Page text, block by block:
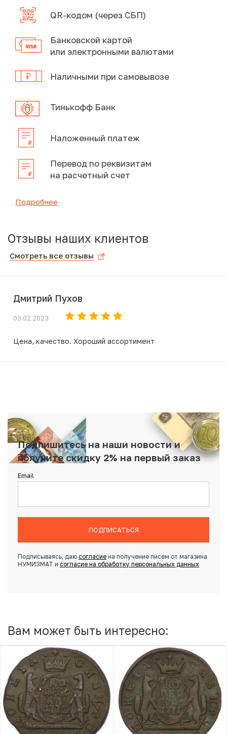
QR-кодом (через СБП)
Банковской картой
или электронными валютами
Наличными при самовывозе
Тинькофф Банк
Наложенный платеж
Перевод по реквизитам
на расчетный счет
Подробнее
Отзывы наших клиентов
Смотреть все отзывы
Дмитрий Пухов
03.02.2023
Цена, качество. Хороший ассортимент
Подпишитесь на наши новости и
получите скидку 2% на первый заказ
Email
ПОДПИСАТЬСЯ
Подписываясь, даю согласиена получение писем от магазина
НУМИЗМАТ и согласие на обработку персональных данных
Вам может быть интересно: